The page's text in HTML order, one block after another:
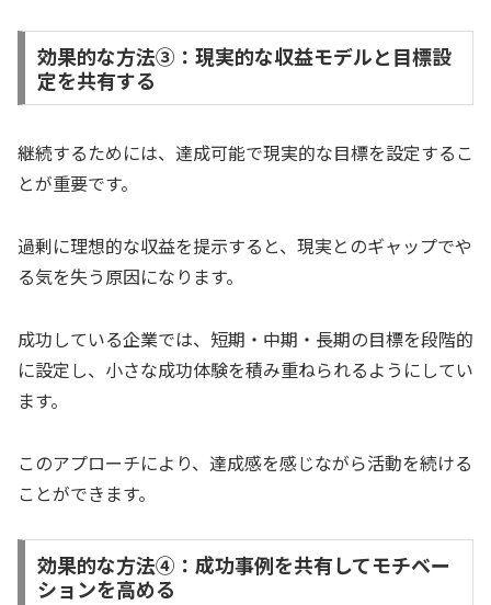
効果的な方法③：現実的な収益モデルと目標設
定を共有する
継続するためには、達成可能で現実的な目標を設定するこ
とが重要です。
過剰に理想的な収益を提示すると、現実とのギャップでや
る気を失う原因になります。
成功している企業では、短期・中期・長期の目標を段階的
に設定し、小さな成功体験を積み重ねられるようにしてい
ます。
このアプローチにより、達成感を感じながら活動を続ける
ことができます。
効果的な方法④：成功事例を共有してモチベー
ションを高める